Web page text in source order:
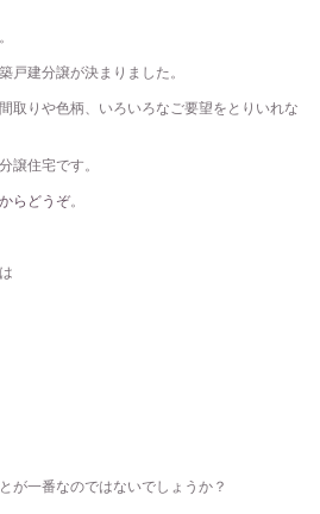
戸建分譲が決まりました。
取りや色柄、いろいろなご要望をとりいれな
譲住宅です。
らどうぞ。
が一番なのではないでしょうか？